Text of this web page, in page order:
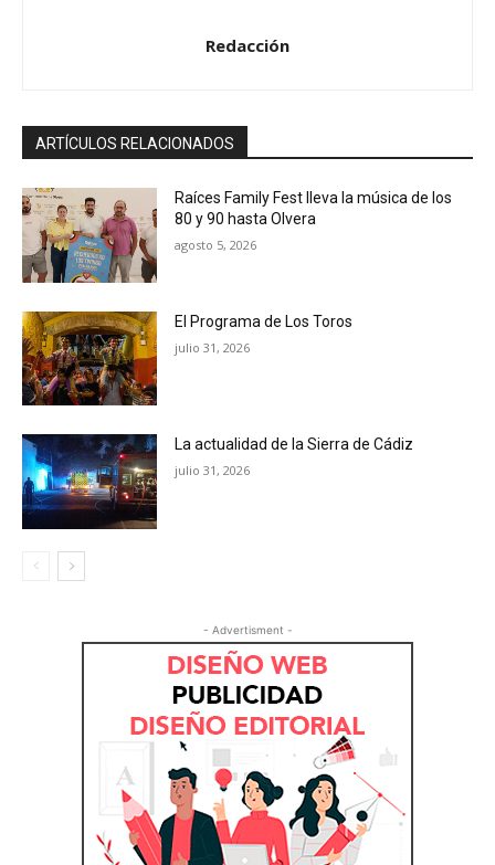
Redacción
ARTÍCULOS RELACIONADOS
Raíces Family Fest lleva la música de los
80 y 90 hasta Olvera
agosto 5, 2026
El Programa de Los Toros
julio 31, 2026
La actualidad de la Sierra de Cádiz
julio 31, 2026
- Advertisment -